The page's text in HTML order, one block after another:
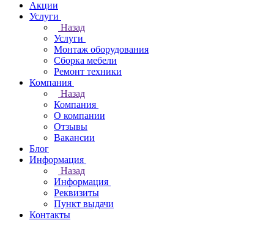
Акции
Услуги
Назад
Услуги
Монтаж оборудования
Сборка мебели
Ремонт техники
Компания
Назад
Компания
О компании
Отзывы
Вакансии
Блог
Информация
Назад
Информация
Реквизиты
Пункт выдачи
Контакты